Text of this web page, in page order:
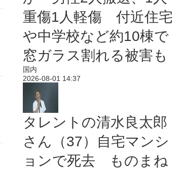
重傷1人軽傷 付近住宅
や中学校など約10棟で
窓ガラス割れる被害も
国内
2026-08-01 14:37
タレントの清水良太郎
さん（37）自宅マンシ
ョンで死去 ものまね